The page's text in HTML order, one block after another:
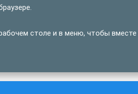
столе и в меню, чтобы